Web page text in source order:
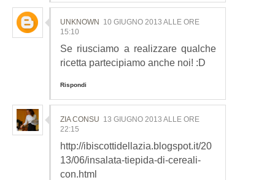
UNKNOWN
10 GIUGNO 2013 ALLE ORE
15:10
Se riusciamo a realizzare qualche
ricetta partecipiamo anche noi! :D
Rispondi
ZIA CONSU 13 GIUGNO 2013 ALLE ORE
22:15
http://ibiscottidellazia.blogspot.it/20
13/06/insalata-tiepida-di-cereali-
con.html